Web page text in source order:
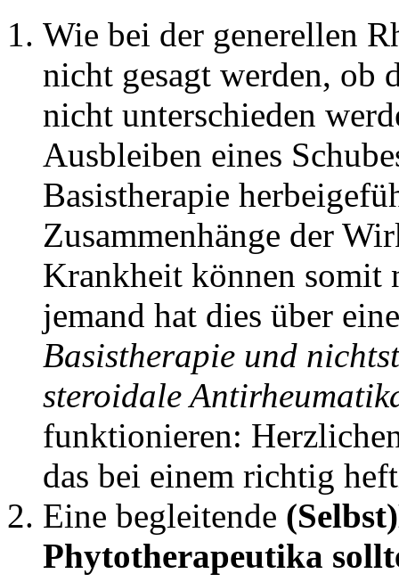
Wie bei der generellen
nicht gesagt werden,
nicht unterschieden
Ausbleiben eines
Basistherapie
Zusammenhänge der
Krankheit können somit
jemand hat dies über
Basistherapie und
steroidale
funktionieren:
das bei einem richtig
Eine begleitende
Phytotherapeutika